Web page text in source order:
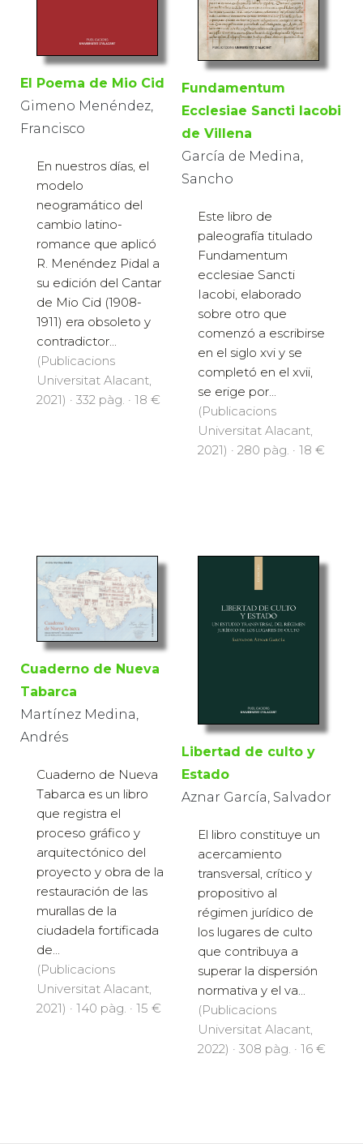
El Poema de Mio Cid
Gimeno Menéndez,
Francisco
En nuestros días, el
modelo
neogramático del
cambio latino-
romance que aplicó
R. Menéndez Pidal a
su edición del Cantar
de Mio Cid (1908-
1911) era obsoleto y
contradictor...
(Publicacions
Universitat Alacant,
2021) · 332 pàg. · 18 €
Fundamentum
Ecclesiae Sancti Iacobi
de Villena
García de Medina,
Sancho
Este libro de
paleografía titulado
Fundamentum
ecclesiae Sancti
Iacobi, elaborado
sobre otro que
comenzó a escribirse
en el siglo xvi y se
completó en el xvii,
se erige por...
(Publicacions
Universitat Alacant,
2021) · 280 pàg. · 18 €
Cuaderno de Nueva
Tabarca
Martínez Medina,
Andrés
Cuaderno de Nueva
Tabarca es un libro
que registra el
proceso gráfico y
arquitectónico del
proyecto y obra de la
restauración de las
murallas de la
ciudadela fortificada
de...
(Publicacions
Universitat Alacant,
2021) · 140 pàg. · 15 €
Libertad de culto y
Estado
Aznar García, Salvador
El libro constituye un
acercamiento
transversal, crítico y
propositivo al
régimen jurídico de
los lugares de culto
que contribuya a
superar la dispersión
normativa y el va...
(Publicacions
Universitat Alacant,
2022) · 308 pàg. · 16 €